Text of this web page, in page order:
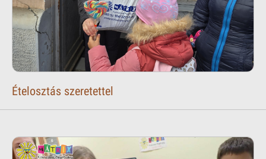
Ételosztás szeretettel